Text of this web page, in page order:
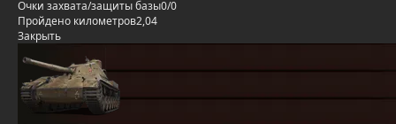
Очки захвата/защиты базы0/0
Пройдено километров2,04
Закрыть